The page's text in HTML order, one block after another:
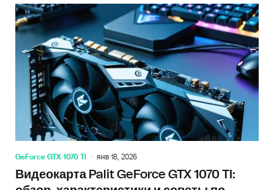
GeForce GTX 1070 TI янв 18, 2026
Видеокарта Palit GeForce GTX 1070 TI: